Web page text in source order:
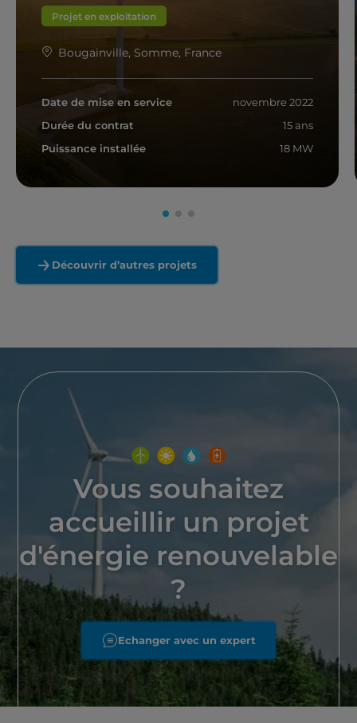
Projet en exploitation
Bougainville, Somme, France
Date de mise en service
novembre 2022
Durée du contrat
15 ans
Puissance installée
18 MW
En savoir plus
Découvrir d’autres projets
Vous souhaitez
accueillir un projet
d'énergie renouvelable
?
Echanger avec un expert